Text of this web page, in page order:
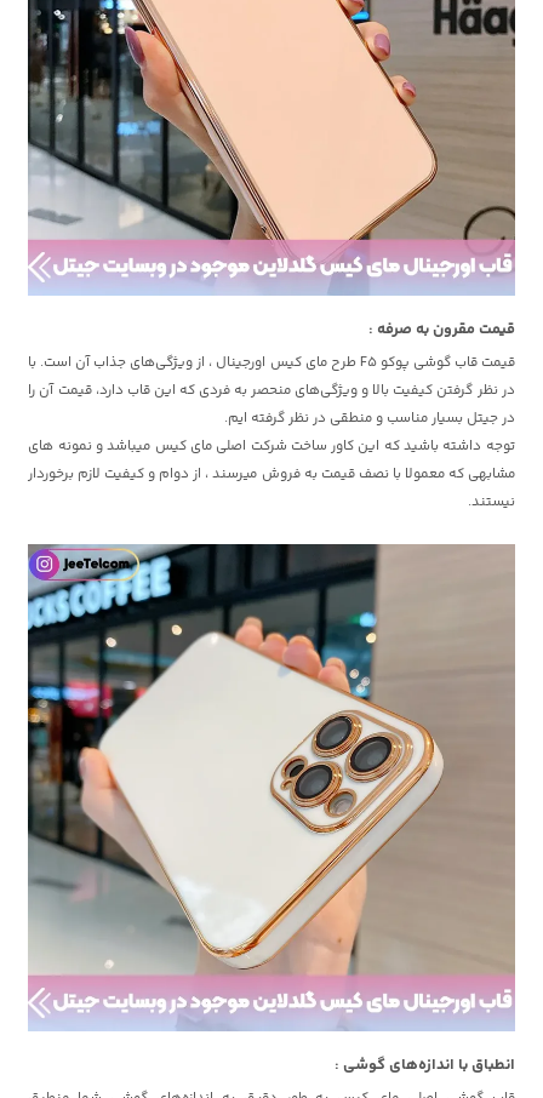
قیمت مقرون به صرفه :
قیمت قاب گوشی پوکو F5 طرح مای کیس اورجینال ، از ویژگی‌های جذاب آن است. با
در نظر گرفتن کیفیت بالا و ویژگی‌های منحصر به فردی که این قاب دارد، قیمت آن را
در جیتل بسیار مناسب و منطقی در نظر گرفته ایم.
توجه داشته باشید که این کاور ساخت شرکت اصلی مای کیس میباشد و نمونه های
مشابهی که معمولا با نصف قیمت به فروش میرسند ، از دوام و کیفیت لازم برخوردار
نیستند.
انطباق با اندازه‌های گوشی :